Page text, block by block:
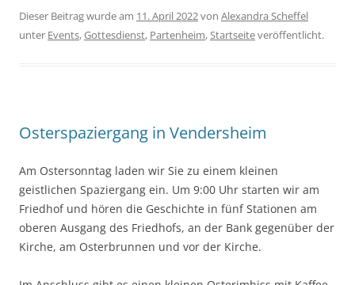
Dieser Beitrag wurde am 11. April 2022von Alexandra Scheffel
unter Events,Gottesdienst, Partenheim,Startseiteveröffentlicht.
Osterspaziergang in Vendersheim
Am Ostersonntag laden wir Sie zu einem kleinen
geistlichen Spaziergang ein. Um 9:00 Uhr starten wir am
Friedhof und hören die Geschichte in fünf Stationen am
oberen Ausgang des Friedhofs, an der Bank gegenüber der
Kirche, am Osterbrunnen und vor der Kirche.